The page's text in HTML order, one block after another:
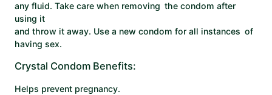
any fluid. Take care when removing the condom after
using it
and throw it away. Use a new condom for all instances of
having sex.
Crystal Condom Benefits:
Helps prevent pregnancy.